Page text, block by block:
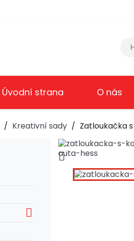
Úvodní strana O nás
Kreativní sady Zatloukačka

